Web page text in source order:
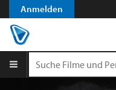
Anmelden